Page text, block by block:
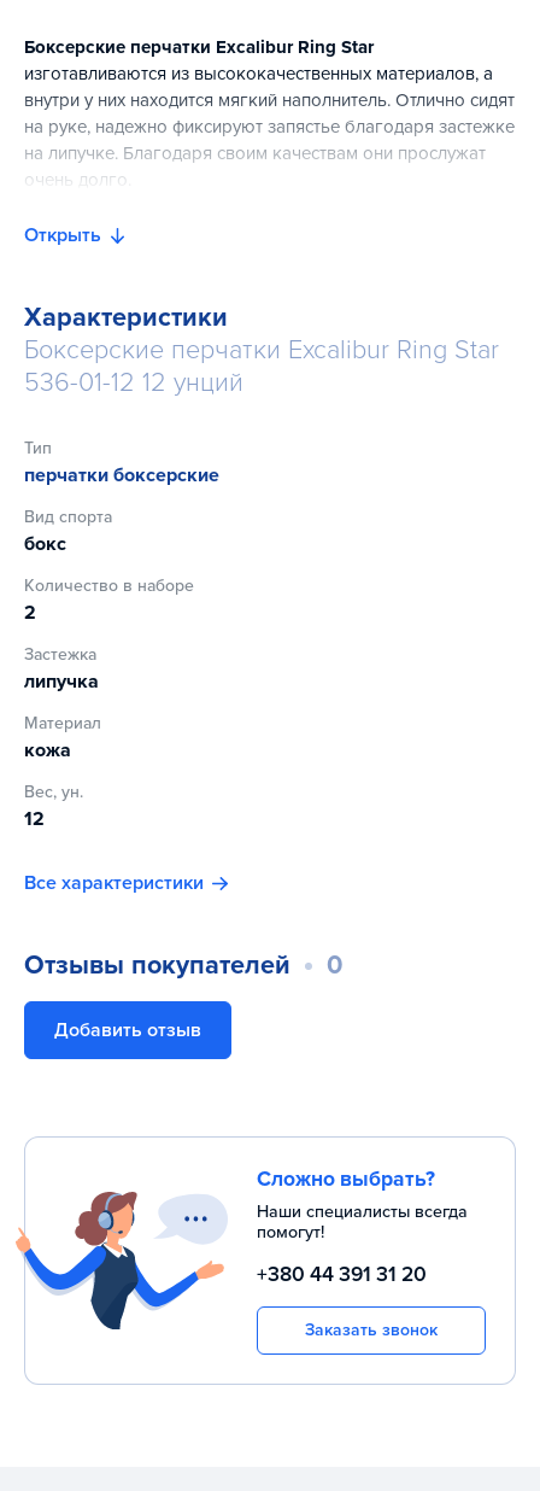
Боксерские перчатки Excalibur Ring Star
изготавливаются из высококачественных материалов, а
внутри у них находится мягкий наполнитель. Отлично сидят
на руке, надежно фиксируют запястье благодаря застежке
на липучке. Благодаря своим качествам они прослужат
очень долго.
Открыть
Характеристики
Боксерские перчатки Excalibur Ring Star
536-01-12 12 унций
Тип
перчатки боксерские
Вид спорта
бокс
Количество в наборе
2
Застежка
липучка
Материал
кожа
Вес, ун.
12
Все характеристики
Отзывы покупателей 0
Добавить отзыв
Сложно выбрать?
Наши специалисты всегда
помогут!
+380 44 391 31 20
Заказать звонок